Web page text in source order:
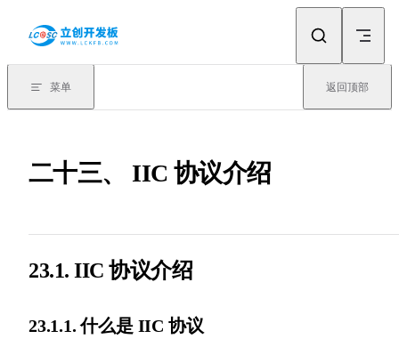
菜单 返回顶部
二十三、 IIC 协议介绍
23.1. IIC 协议介绍
23.1.1. 什么是 IIC 协议